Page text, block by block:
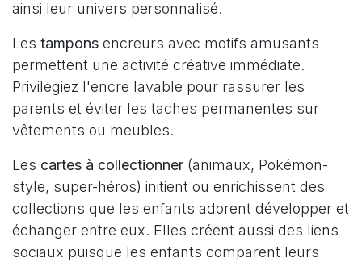
ainsi leur univers personnalisé.
Les tampons encreurs avec motifs amusants
permettent une activité créative immédiate.
Privilégiez l'encre lavable pour rassurer les
parents et éviter les taches permanentes sur
vêtements ou meubles.
Les cartes à collectionner (animaux, Pokémon-
style, super-héros) initient ou enrichissent des
collections que les enfants adorent développer et
échanger entre eux. Elles créent aussi des liens
sociaux puisque les enfants comparent leurs